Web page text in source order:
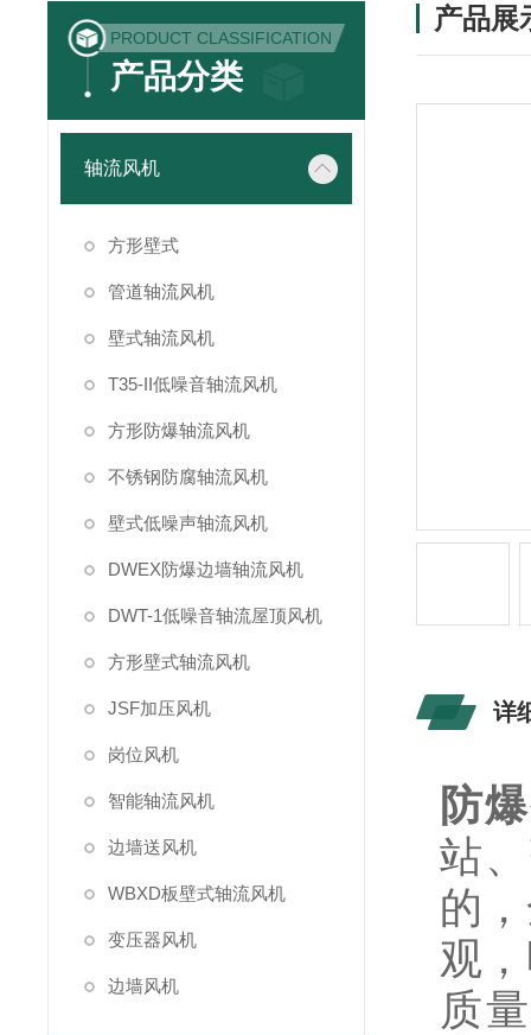
PRODUCT CLASSIFICATION
产品分类
轴流风机
方形壁式
管道轴流风机
壁式轴流风机
T35-II低噪音轴流风机
方形防爆轴流风机
不锈钢防腐轴流风机
壁式低噪声轴流风机
DWEX防爆边墙轴流风机
DWT-1低噪音轴流屋顶风机
方形壁式轴流风机
JSF加压风机
岗位风机
智能轴流风机
边墙送风机
WBXD板壁式轴流风机
变压器风机
边墙风机
产品展
详
防
站
的
观
质